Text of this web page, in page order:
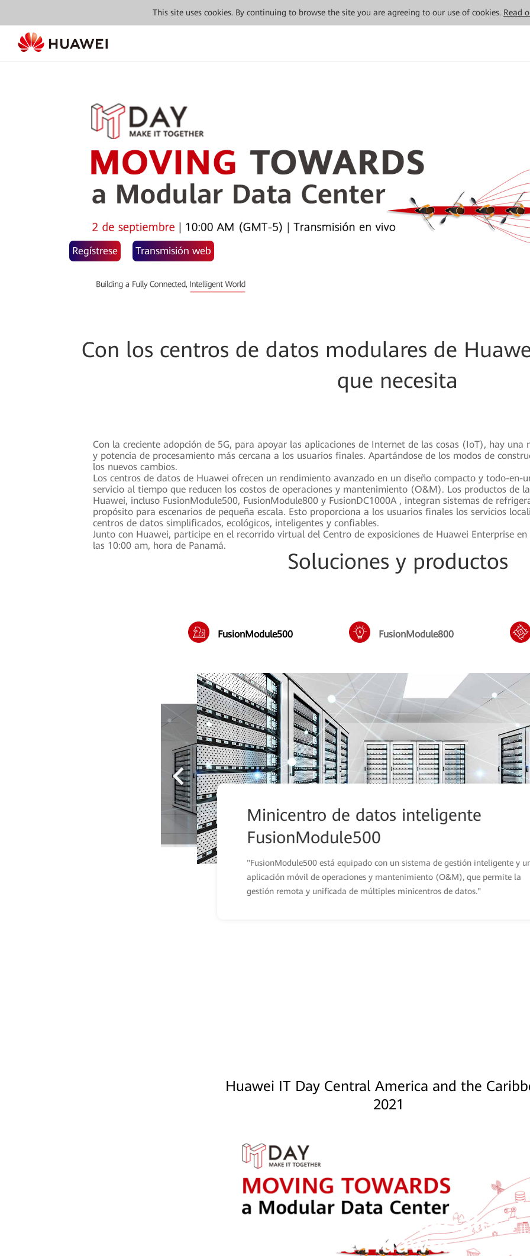
This site uses cookies. By continuing to browse the site you are agreeing to our use of cookies. Read
Regístrese Transmisión web
Con los centros de datos modulares de
que necesita
Con la creciente adopción de 5G, para apoyar las aplicaciones de Internet de las cosas (IoT), hay una
y potencia de procesamiento más cercana a los usuarios finales. Apartándose de los modos de
los nuevos cambios.
Los centros de datos de Huawei ofrecen un rendimiento avanzado en un diseño compacto y todo-en-
servicio al tiempo que reducen los costos de operaciones y mantenimiento (O&M). Los productos de
Huawei, incluso FusionModule500, FusionModule800 y FusionDC1000A , integran sistemas de
propósito para escenarios de pequeña escala. Esto proporciona a los usuarios finales los servicios
centros de datos simplificados, ecológicos, inteligentes y confiables.
Junto con Huawei, participe en el recorrido virtual del Centro de exposiciones de Huawei Enterprise
las 10:00 am, hora de Panamá.
Soluciones y productos
FusionModule500 FusionModule800
Minicentro de datos inteligente
FusionModule500
"FusionModule500 está equipado con un sistema de gestión inteligente y
aplicación móvil de operaciones y mantenimiento (O&M), que permite la
gestión remota y unificada de múltiples minicentros de datos."
Huawei IT Day Central America and the
2021